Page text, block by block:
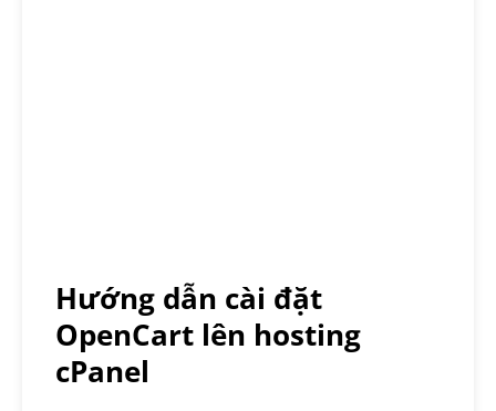
Hướng dẫn cài đặt
OpenCart lên hosting
cPanel